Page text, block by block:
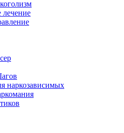
лечение
наркозависимых